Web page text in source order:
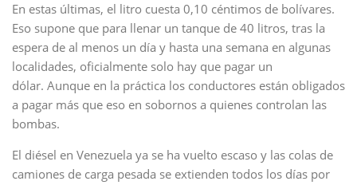
En estas últimas, el litro cuesta 0,10 céntimos de bolívares.
Eso supone que para llenar un tanque de 40 litros, tras la
espera de al menos un día y hasta una semana en algunas
localidades, oficialmente solo hay que pagar un
dólar. Aunque en la práctica los conductores están obligados
a pagar más que eso en sobornos a quienes controlan las
bombas.
El diésel en Venezuela ya se ha vuelto escaso y las colas de
camiones de carga pesada se extienden todos los días por